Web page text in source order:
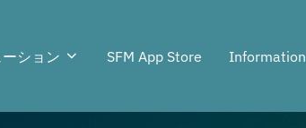
ション SFM App Store Information